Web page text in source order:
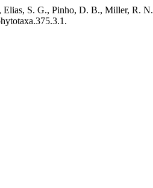
Elias, S. G., Pinho, D. B., Miller, R.